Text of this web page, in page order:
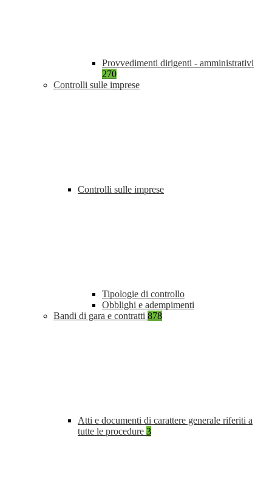
Provvedimenti dirigenti - amministrativi
270
Controlli sulle imprese
Controlli sulle imprese
Tipologie di controllo
Obblighi e adempimenti
Bandi di gara e contratti 878
Atti e documenti di carattere generale riferiti a
tutte le procedure 3